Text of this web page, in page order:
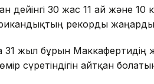
дейінгі 30 жас 11 ай және
рекорды
31 жыл бұрын Маккафертидің
өмір сүретіндігін айтқан